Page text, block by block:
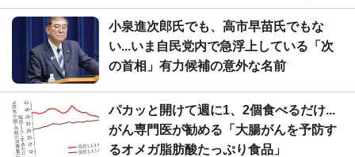
小泉進次郎氏でも、高市早苗氏でもな
い...いま自民党内で急浮上している「次
の首相」有力候補の意外な名前
パカッと開けて週に1、2個食べるだけ...
がん専門医が勧める「大腸がんを予防す
るオメガ脂肪酸たっぷり食品」